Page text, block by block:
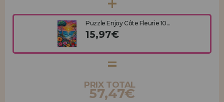
Puzzle Enjoy Côte Fleurie 10...
15,97€
PRIX TOTAL
57,47€